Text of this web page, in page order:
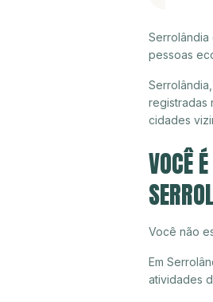
Serrolândia
pessoas
registradas
cidades
VOCÊ
Você não
Em
atividades